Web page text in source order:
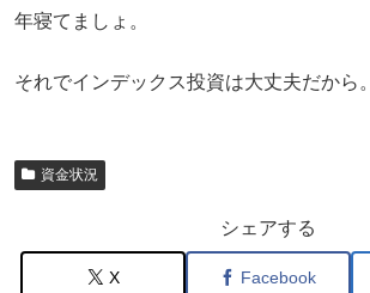
年寝てましょ。
それでインデックス投資は大丈夫だから。
資金状況
シェアする
X Facebook